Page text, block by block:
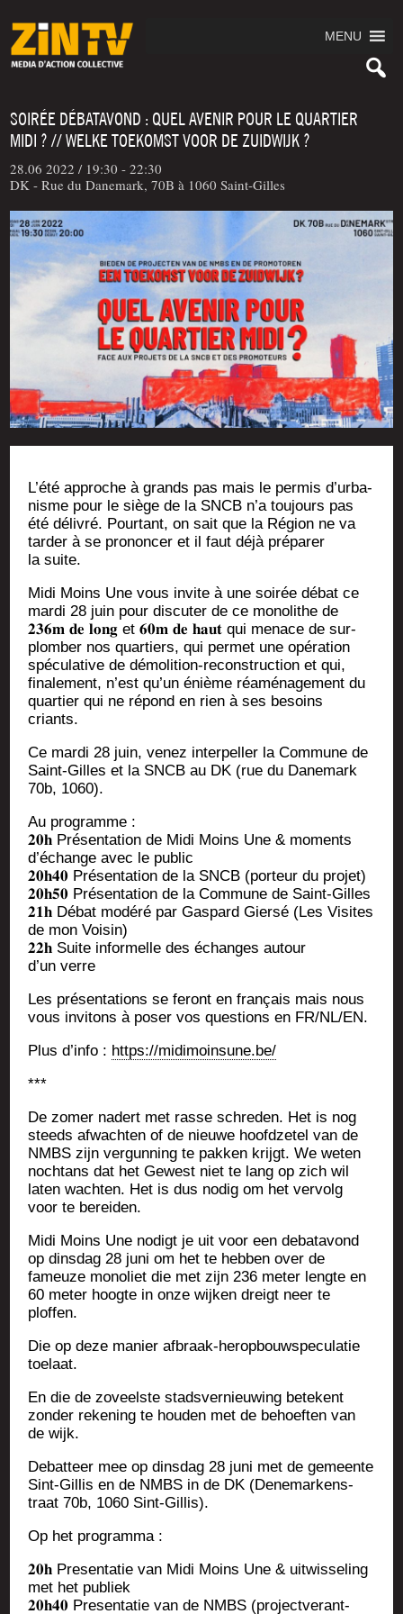
MENU
SOIRÉE DÉBATAVOND : QUEL AVENIR POUR LE QUARTIER
MIDI ? // WELKE TOEKOMST VOOR DE ZUIDWIJK ?
28.06 2022 / 19:30 - 22:30
DK - Rue du Danemark, 70B à 1060 Saint-Gilles
L’é­té approche à grands pas mais le per­mis d’ur­ba­
nisme pour le siège de la SNCB n’a tou­jours pas
été déli­vré. Pour­tant, on sait que la Région ne va
tar­der à se pro­non­cer et il faut déjà pré­pa­rer
la suite.
Midi Moins Une vous invite à une soi­rée débat ce
mar­di 28 juin pour dis­cu­ter de ce mono­lithe de
𝟐𝟑𝟔𝐦 𝐝𝐞 𝐥𝐨𝐧𝐠 et 𝟔𝟎𝐦 𝐝𝐞 𝐡𝐚𝐮𝐭 qui menace de sur­
plom­ber nos quar­tiers, qui per­met une opé­ra­tion
spé­cu­la­tive de démo­li­tion-recons­truc­tion et qui,
fina­le­ment, n’est qu’un énième réamé­na­ge­ment du
quar­tier qui ne répond en rien à ses besoins
criants.
Ce mar­di 28 juin, venez inter­pel­ler la Com­mune de
Saint-Gilles et la SNCB au DK (rue du Dane­mark
70b, 1060).
Au pro­gramme :
𝟐𝟎𝐡 Pré­sen­ta­tion de Midi Moins Une & moments
d’é­change avec le public
𝟐𝟎𝐡𝟒𝟎 Pré­sen­ta­tion de la SNCB (por­teur du projet)
𝟐𝟎𝐡𝟓𝟎 Pré­sen­ta­tion de la Com­mune de Saint-Gilles
𝟐𝟏𝐡 Débat modé­ré par Gas­pard Gier­sé (Les Visites
de mon Voisin)
𝟐𝟐𝐡 Suite infor­melle des échanges autour
d’un verre
Les pré­sen­ta­tions se feront en fran­çais mais nous
vous invi­tons à poser vos ques­tions en FR/NL/EN.
Plus d’in­fo : https://midimoinsune.be/
***
De zomer nadert met rasse schre­den. Het is nog
steeds afwach­ten of de nieuwe hoofd­ze­tel van de
NMBS zijn ver­gun­ning te pak­ken kri­jgt. We weten
noch­tans dat het Gewest niet te lang op zich wil
laten wach­ten. Het is dus nodig om het ver­volg
voor te bereiden.
Midi Moins Une nodigt je uit voor een deba­ta­vond
op dins­dag 28 juni om het te heb­ben over de
fameuze mono­liet die met zijn 236 meter lengte en
60 meter hoogte in onze wij­ken dreigt neer te
ploffen.
Die op deze manier afbraak-herop­bouws­pe­cu­la­tie
toelaat.
En die de zoveel­ste stad­sver­nieu­wing betekent
zon­der reke­ning te hou­den met de behoef­ten van
de wijk.
Debat­teer mee op dins­dag 28 juni met de gemeente
Sint-Gil­lis en de NMBS in de DK (Dene­mar­kens­
traat 70b, 1060 Sint-Gillis).
Op het programma :
𝟐𝟎𝐡 Pre­sen­ta­tie van Midi Moins Une & uit­wis­se­ling
met het publiek
𝟐𝟎𝐡𝟒𝟎 Pre­sen­ta­tie van de NMBS (pro­ject­ve­rant­